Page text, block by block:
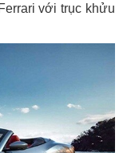
với trục khửu